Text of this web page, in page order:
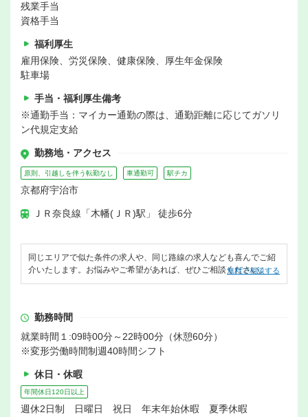
残業手当
資格手当
福利厚生
雇用保険、労災保険、健康保険、厚生年金保険
駐車場
手当・福利厚生備考
※通勤手当：マイカー通勤の際は、通勤距離に応じてガソリ
ン代規定支給
勤務地・アクセス
原則、引越しを伴う転勤なし 車通勤可 駅チカ
京都府宇治市
ＪＲ奈良線「木幡(ＪＲ)駅」 徒歩6分
同じエリアで似た条件の求人や、同じ路線の求人なども喜んでご紹
介いたします。お悩みやご希望があれば、ぜひご相談ください。
無料で相談する
勤務時間
就業時間１:09時00分～22時00分（休憩60分）
※変形労働時間制週40時間シフト
休日・休暇
年間休日120日以上
週休2日制 日曜日 祝日 年末年始休暇 夏季休暇